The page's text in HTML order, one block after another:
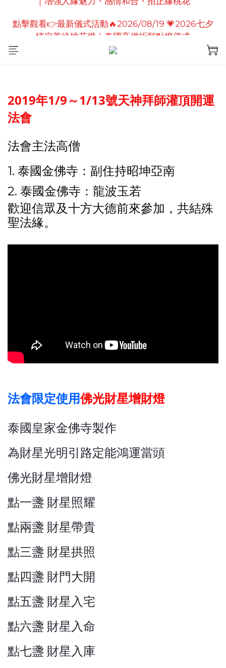
情定善緣桃花燈｜泰國高僧祈願點燈儀式
情定善緣桃花燈｜泰國高僧祈願點燈儀式
點擊觀看👉最新儀式活動 🔥 2026/08/19  🔱 拉胡天神
｜增強人緣魅力・感情和合・招正緣桃花
點擊觀看👉最新儀式活動🔥2026/08/19 💗2026七夕
2019年1/9～1/13號天神拜師灌頂開運
法會
法會主法高僧
1. 泰國金佛寺：副住持昭坤亞南
2. 泰國金佛寺：龍波玉若
歡迎信眾及十方大德前來參加，共結殊
聖法緣。
法會限定使用佛光財星增財燈
泰國皇家金佛寺製作
為財星光明引路定能鴻運當頭
佛光財星增財燈
點一盞 財星照耀
點兩盞 財星帶貴
點三盞 財星拱照
點四盞 財門大開
點五盞 財星入宅
點六盞 財星入命
點七盞 財星入庫